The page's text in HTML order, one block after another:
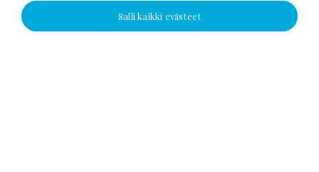
Jätä yhteydenottopyyntö
Salli kaikki evästeet